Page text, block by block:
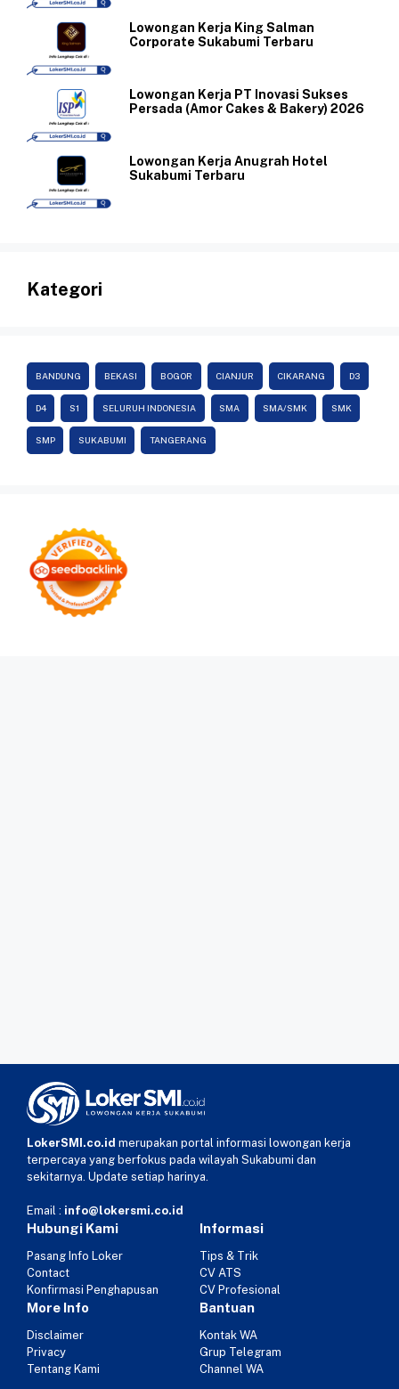
Lowongan Kerja King Salman
Corporate Sukabumi Terbaru
Lowongan Kerja PT Inovasi Sukses
Persada (Amor Cakes & Bakery) 2026
Lowongan Kerja Anugrah Hotel
Sukabumi Terbaru
Kategori
BANDUNG BEKASI BOGOR CIANJUR CIKARANG D3
D4 S1 SELURUH INDONESIA SMA SMA/SMK SMK
SMP SUKABUMI TANGERANG
LokerSMI.co.id merupakan portal informasi lowongan kerja
terpercaya yang berfokus pada wilayah Sukabumi dan
sekitarnya. Update setiap harinya.
Email : info@lokersmi.co.id
Hubungi Kami
Pasang Info Loker
Contact
Konfirmasi Penghapusan
Informasi
Tips & Trik
CV ATS
CV Profesional
More Info
Disclaimer
Privacy
Tentang Kami
Bantuan
Kontak WA
Grup Telegram
Channel WA